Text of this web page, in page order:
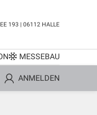
193 | 06112 HALLE
MESSEBAU
ANMELDEN